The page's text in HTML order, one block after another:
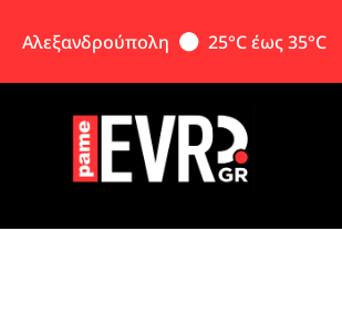
Αλεξανδρούπολη 25°C έως 35°C